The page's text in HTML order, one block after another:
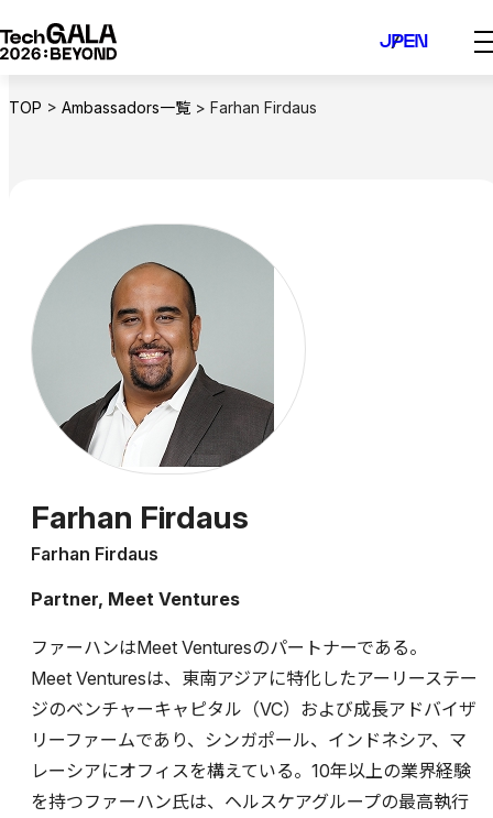
容
ス
EN
JP
TOP > Ambassadors一覧 > Farhan Firdaus
Farhan Firdaus
Farhan Firdaus
Partner, Meet Ventures
ファーハンはMeet Venturesのパートナーである。
Meet Venturesは、東南アジアに特化したアーリーステー
ジのベンチャーキャピタル（VC）および成長アドバイザ
リーファームであり、シンガポール、インドネシア、マ
レーシアにオフィスを構えている。10年以上の業界経験
を持つファーハン氏は、ヘルスケアグループの最高執行